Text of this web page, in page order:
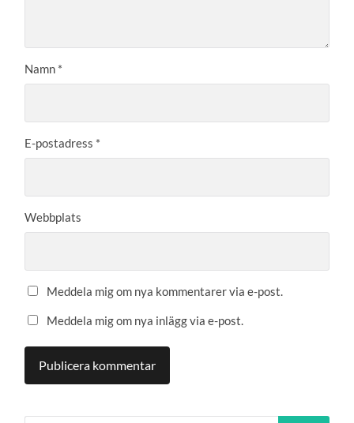
Namn *
E-postadress *
Webbplats
Meddela mig om nya kommentarer via e-post.
Meddela mig om nya inlägg via e-post.